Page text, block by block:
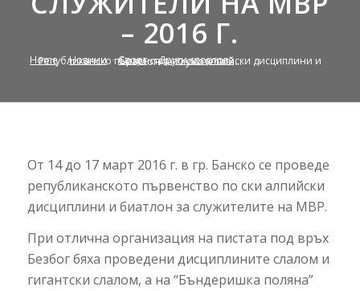
– 2016 Г.
Home / Новини / Спорт / Други спортове /
Републиканско първенство по ски алпийски дисциплини и биатлон за служители н...
От 14 до 17 март 2016 г. в гр. Банско се проведе
републиканското първенство по ски алпийски
дисциплини и биатлон за служителите на МВР.
При отлична организация на пистата под връх
Безбог бяха проведени дисциплините слалом и
гигантски слалом, а на “Бъндеришка поляна”